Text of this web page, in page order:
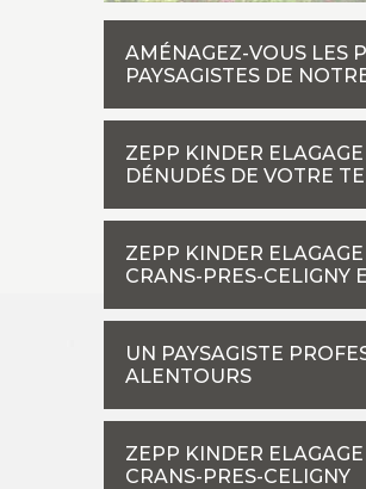
AMÉNAGEZ-VOUS LES
PAYSAGISTES DE
ZEPP KINDER
DÉNUDÉS DE VOTRE
ZEPP KINDER
CRANS-PRES-CELIGNY
UN PAYSAGISTE
ALENTOURS
ZEPP KINDER
CRANS-PRES-CELIGNY